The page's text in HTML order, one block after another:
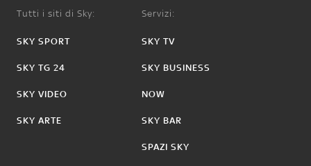
Tutti i siti di Sky:
SKY SPORT
SKY TG 24
SKY VIDEO
SKY ARTE
Servizi:
SKY TV
SKY BUSINESS
NOW
SKY BAR
SPAZI SKY